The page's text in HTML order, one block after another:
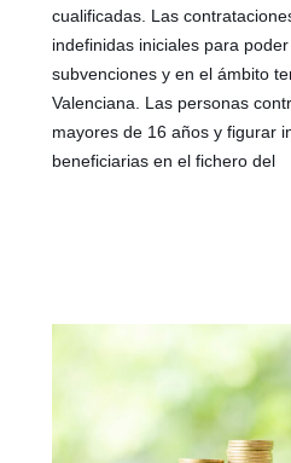
cualificadas. Las
indefinidas iniciales para
subvenciones y en el ámbito
Valenciana. Las personas
mayores de 16 años y figurar
beneficiarias en el fichero del